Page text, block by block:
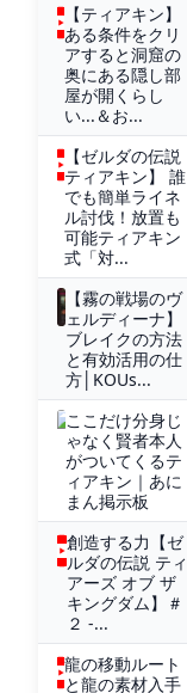
【ティアキン】
ある条件をクリ
アすると洞窟の
奥にある隠し部
屋が開くらし
い...＆お...
【ゼルダの伝説
ティアキン】 誰
でも簡単ライネ
ル討伐！放置も
可能ティアキン
式「対...
【霧の戦場のヴ
ェルディーナ】
ブレイクの方法
と有効活用の仕
方│KOUs...
ここだけ分身じ
ゃなく賢者本人
がついてくるテ
ィアキン｜あに
まん掲示板
創造する力【ゼ
ルダの伝説 ティ
アーズ オブ ザ
キングダム】＃
２ -...
龍の移動ルート
と龍の素材入手